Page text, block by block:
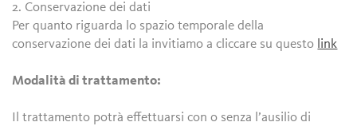
2. Conservazione dei dati
Per quanto riguarda lo spazio temporale della
conservazione dei dati la invitiamo a cliccare su questo link
Modalità di trattamento:
Il trattamento potrà effettuarsi con o senza l’ausilio di